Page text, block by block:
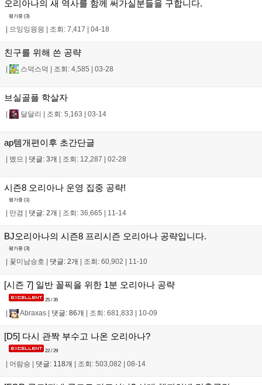
오리아나의 새 역사를 함께 써가실분들을 구합니다.
평가중 (3)
| 으잉잉읭읭 | 조회: 7,417 | 04-18
친구를 위해 쓴 공략
| 스덕스덕 | 조회: 4,585 | 03-28
브실골플 학살자
| 달달리 | 조회: 5,163 | 03-14
ap템개편이후 초간단글
| 멨므 | 댓글: 3개 | 조회: 12,287 | 02-28
시즌8 오리아나 운영 집중 공략!
평가중 (1)
만겸 댓글: 2개 조회: 36,665 11-14
BJ오리아나의 시즌8 프리시즌 오리아나 공략입니다.
평가중 (3)
꽃미남승호 댓글: 2개 조회: 60,902 11-10
[시즌 7] 일반 꼴픽을 위한 1분 오리아나 공략
25 / 35
| Abraxas | 댓글: 86개 | 조회: 681,833 | 10-09
[D5] 다시 관짝 부수고 나온 오리아나?
22 / 29
어람숑 댓글: 118개 조회: 503,082 08-14